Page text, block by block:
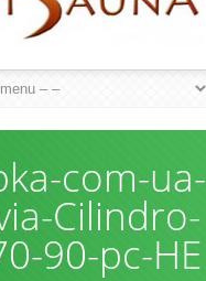
com-ua-
Cilindro-
90-pc-HE